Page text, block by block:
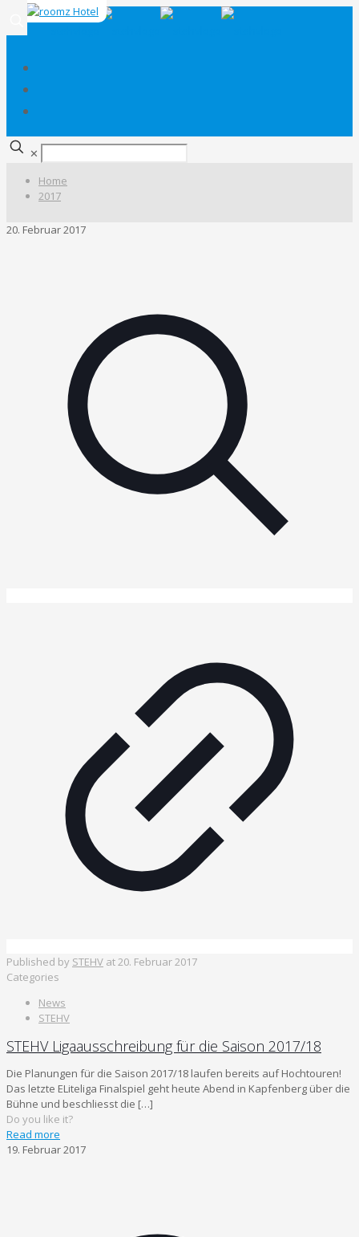
✕
Home
2017
20. Februar 2017
Published by STEHV at20. Februar 2017
Categories
News
STEHV
STEHV Ligaausschreibung für die Saison 2017/18
Die Planungen für die Saison 2017/18 laufen bereits auf Hochtouren!
Das letzte ELiteliga Finalspiel geht heute Abend in Kapfenberg über die
Bühne und beschliesst die […]
Do you like it?
Read more
19. Februar 2017